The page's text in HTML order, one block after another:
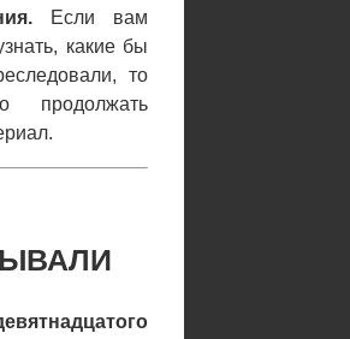
Если вам
какие бы
то
продолжать